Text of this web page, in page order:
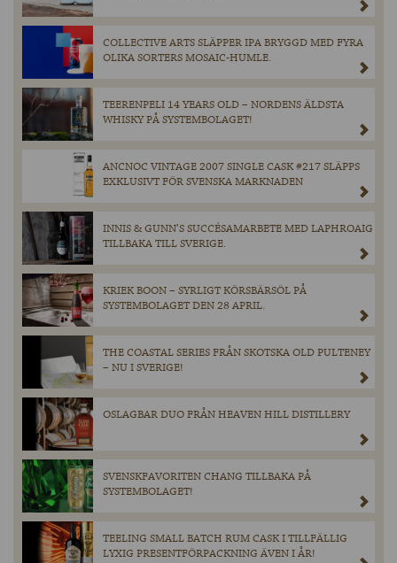
COLLECTIVE ARTS SLÄPPER IPA BRYGGD MED FYRA
OLIKA SORTERS MOSAIC-HUMLE.
TEERENPELI 14 YEARS OLD – NORDENS ÄLDSTA
WHISKY PÅ SYSTEMBOLAGET!
ANCNOC VINTAGE 2007 SINGLE CASK #217 SLÄPPS
EXKLUSIVT FÖR SVENSKA MARKNADEN
INNIS & GUNN’S SUCCÉSAMARBETE MED LAPHROAIG
TILLBAKA TILL SVERIGE.
KRIEK BOON – SYRLIGT KÖRSBÄRSÖL PÅ
SYSTEMBOLAGET DEN 28 APRIL.
THE COASTAL SERIES FRÅN SKOTSKA OLD PULTENEY
– NU I SVERIGE!
OSLAGBAR DUO FRÅN HEAVEN HILL DISTILLERY
SVENSKFAVORITEN CHANG TILLBAKA PÅ
SYSTEMBOLAGET!
TEELING SMALL BATCH RUM CASK I TILLFÄLLIG
LYXIG PRESENTFÖRPACKNING ÄVEN I ÅR!